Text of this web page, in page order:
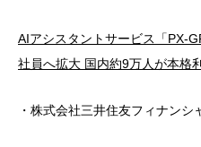
AIアシスタントサービス「PX-
社員へ拡大 国内約9万人が本格
・株式会社三井住友フィナンシ